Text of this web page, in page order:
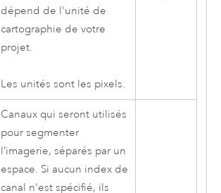
dépend de l'unité de
cartographie de votre
projet.
Les unités sont les pixels.
Canaux qui seront utilisés
pour segmenter
l’imagerie, séparés par un
espace. Si aucun index de
canal n'est spécifié, ils